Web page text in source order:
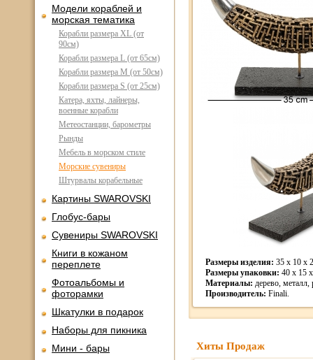
Модели кораблей и
морская тематика
Корабли размера XL (от
90см)
Корабли размера L (от 65см)
Корабли размера M (от 50см)
Корабли размера S (от 25см)
Катера, яхты, лайнеры,
военные корабли
Метеостанции, барометры
Рынды
Мебель в морском стиле
Морские сувениры
Штурвалы корабельные
Картины SWAROVSKI
Глобус-бары
Сувениры SWAROVSKI
Книги в кожаном
переплете
Фотоальбомы и
фоторамки
Шкатулки в подарок
Наборы для пикника
Мини - бары
Размеры изделия: 35 x 10 x
Размеры упаковки: 40 x 15
Материалы: дерево,
Производитель: Finali.
Хиты Продаж